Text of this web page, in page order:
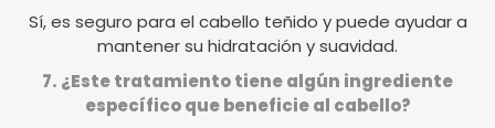
Sí, es seguro para el cabello teñido y puede ayudar a
mantener su hidratación y suavidad.
7. ¿Este tratamiento tiene algún ingrediente
específico que beneficie al cabello?